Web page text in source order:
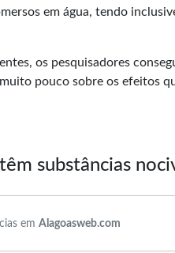
em água, tendo
os pesquisadores
pouco sobre os efeitos
substâncias
em Alagoasweb.com